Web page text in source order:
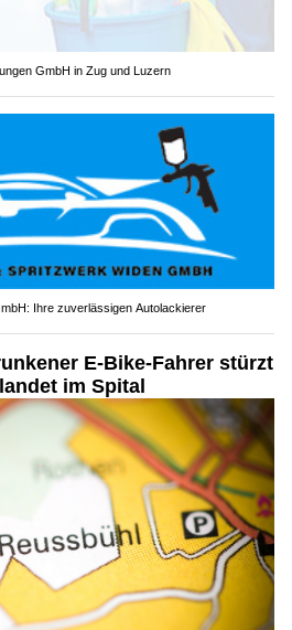
GmbH in Zug und Luzern
Ihre zuverlässigen Autolackierer
E-Bike-Fahrer stürzt
im Spital